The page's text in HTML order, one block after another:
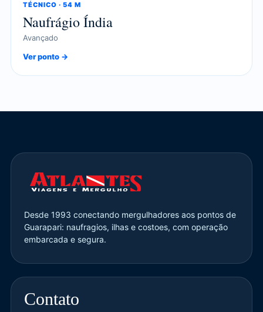
TÉCNICO · 54 M
Naufrágio Índia
Avançado
Ver ponto →
Desde 1993 conectando mergulhadores aos pontos de
Guarapari: naufragios, ilhas e costoes, com operação
embarcada e segura.
Contato